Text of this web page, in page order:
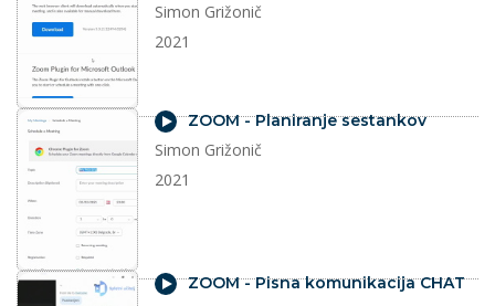
Simon Grižonič
2021
videoZOOM - Planiranje sestankov
Simon Grižonič
2021
videoZOOM - Pisna komunikacija CHAT